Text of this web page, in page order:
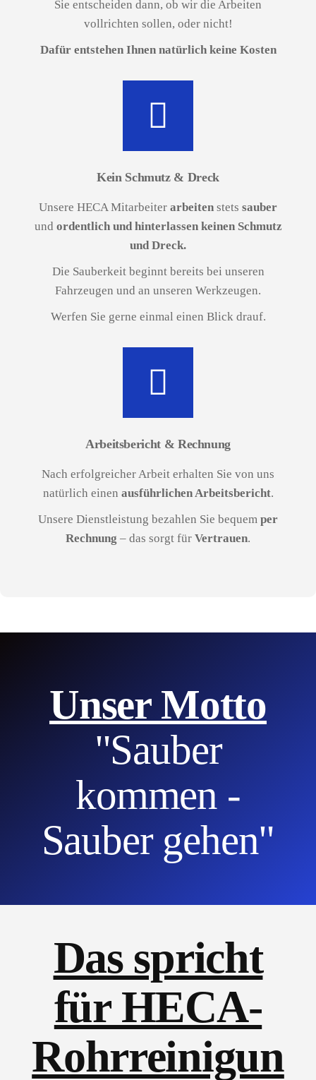
Sie entscheiden dann, ob wir die Arbeiten
vollrichten sollen, oder nicht!
Dafür entstehen Ihnen natürlich keine Kosten
Kein Schmutz & Dreck
Unsere HECA Mitarbeiter arbeiten stets sauber
und ordentlich und hinterlassen keinen Schmutz
und Dreck.
Die Sauberkeit beginnt bereits bei unseren
Fahrzeugen und an unseren Werkzeugen.
Werfen Sie gerne einmal einen Blick drauf.
Arbeitsbericht & Rechnung
Nach erfolgreicher Arbeit erhalten Sie von uns
natürlich einen ausführlichen Arbeitsbericht.
Unsere Dienstleistung bezahlen Sie bequem per
Rechnung – das sorgt für Vertrauen.
Unser Motto
"Sauber
kommen -
Sauber gehen"
Das spricht
für HECA-
Rohrreinigun